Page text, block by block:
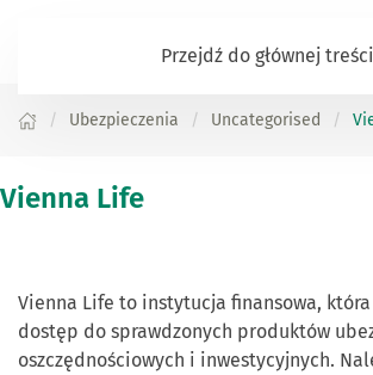
Przejdź do głównej treści
Ubezpieczenia Uncategorised
Vienna Life
Vienna Life to instytucja finansowa,
dostęp do sprawdzonych produktów
oszczędnościowych i inwestycyjnych.